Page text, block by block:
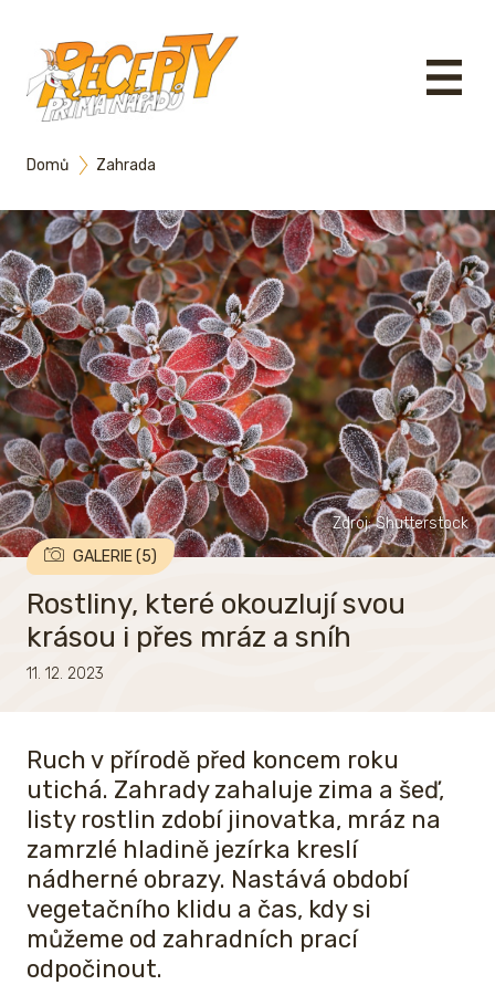
Domů Zahrada
GALERIE (5)
Zdroj: Shutterstock
Rostliny, které okouzlují svou
krásou i přes mráz a sníh
11. 12. 2023
Ruch v přírodě před koncem roku
utichá. Zahrady zahaluje zima a šeď,
listy rostlin zdobí jinovatka, mráz na
zamrzlé hladině jezírka kreslí
nádherné obrazy. Nastává období
vegetačního klidu a čas, kdy si
můžeme od zahradních prací
odpočinout.